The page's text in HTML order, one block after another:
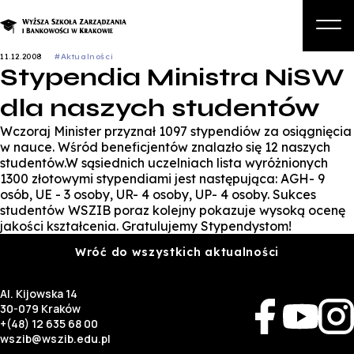
O nas
Studia
Studia podyplomowe i kursy
Kandydat
Student
Biznes
11.12.2008 #Aktualności
Stypendia Ministra NiSW
dla naszych studentów
Wczoraj Minister przyznał 1097 stypendiów za osiągnięcia
w nauce. Wśród beneficjentów znalazło się 12 naszych
studentów.W sąsiednich uczelniach lista wyróżnionych
1300 złotowymi stypendiami jest następująca: AGH- 9
osób, UE - 3 osoby, UR- 4 osoby, UP- 4 osoby. Sukces
studentów WSZIB poraz kolejny pokazuje wysoką ocenę
jakości kształcenia. Gratulujemy Stypendystom!
Wróć do wszystkich aktualności
Al. Kijowska 14
30-079 Kraków
+(48) 12 635 68 00
wszib@wszib.edu.pl